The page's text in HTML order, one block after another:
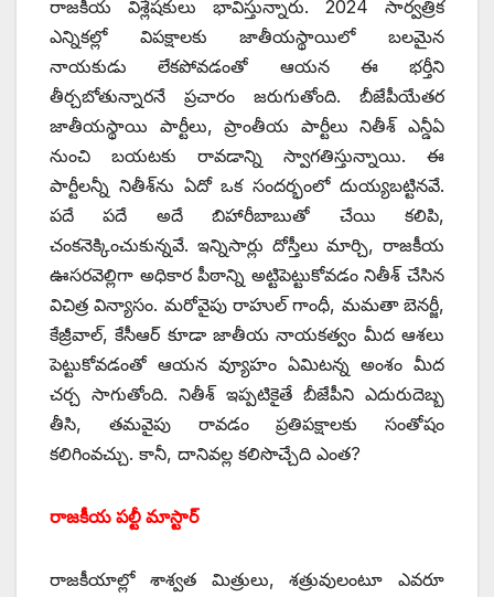
రాజకీయ విశ్లేషకులు భావిస్తున్నారు. 2024 సార్వత్రిక
ఎన్నికల్లో విపక్షాలకు జాతీయస్థాయిలో బలమైన
నాయకుడు లేకపోవడంతో ఆయన ఈ భర్తీని
తీర్చబోతున్నారనే ప్రచారం జరుగుతోంది. బీజేపీయేతర
జాతీయస్థాయి పార్టీలు, ప్రాంతీయ పార్టీలు నితీశ్‌ ఎన్డీఏ
నుంచి బయటకు రావడాన్ని స్వాగతిస్తున్నాయి. ఈ
పార్టీలన్నీ నితీశ్‌ను ఏదో ఒక సందర్భంలో దుయ్యబట్టినవే.
పదే పదే అదే బిహారీబాబుతో చేయి కలిపి,
చంకనెక్కించుకున్నవే. ఇన్నిసార్లు దోస్తీలు మార్చి, రాజకీయ
ఊసరవెల్లిగా అధికార పీఠాన్ని అట్టిపెట్టుకోవడం నితీశ్‌ ‌చేసిన
విచిత్ర విన్యాసం. మరోవైపు రాహుల్‌ ‌గాంధీ, మమతా బెనర్జీ,
కేజ్రీవాల్‌, ‌కేసీఆర్‌ ‌కూడా జాతీయ నాయకత్వం మీద ఆశలు
పెట్టుకోవడంతో ఆయన వ్యూహం ఏమిటన్న అంశం మీద
చర్చ సాగుతోంది. నితీశ్‌ ఇప్పటికైతే బీజేపీని ఎదురుదెబ్బ
తీసి, తమవైపు రావడం ప్రతిపక్షాలకు సంతోషం
కలిగింవచ్చు. కానీ, దానివల్ల కలిసొచ్చేది ఎంత?
రాజకీయ పల్టీ మాస్టార్‌
‌రాజకీయాల్లో శాశ్వత మిత్రులు, శత్రువులంటూ ఎవరూ